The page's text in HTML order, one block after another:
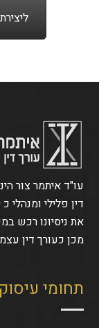
תחומי עיסוק
עו"ד איתמר צור
דין פלילי ומנהלי כ 10 שנים.
את ניסיונו רכש
מכן כעורך דין